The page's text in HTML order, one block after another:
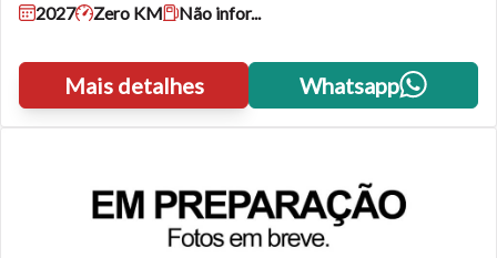
2027 Zero KM Não infor...
Mais detalhes Whatsapp